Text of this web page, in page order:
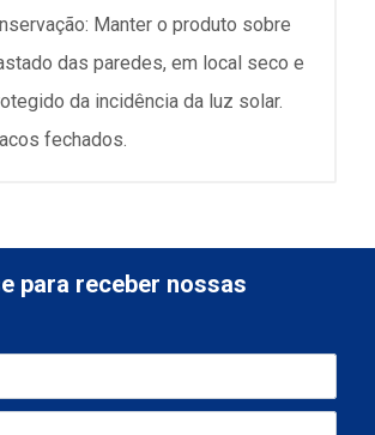
Manter o produto sobre
das paredes, em local seco e
da incidência da luz solar.
fechados.
para receber nossas